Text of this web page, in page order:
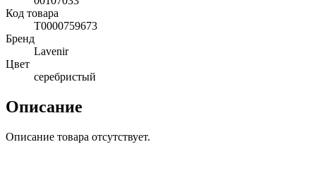
Код товара
Т0000759673
Бренд
Lavenir
Цвет
серебристый
Описание
Описание товара отсутствует.